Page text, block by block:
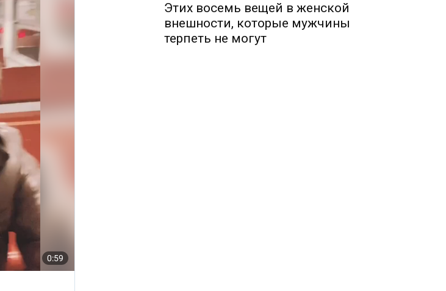
Этих восемь вещей в женской
внешности, которые мужчины
терпеть не могут